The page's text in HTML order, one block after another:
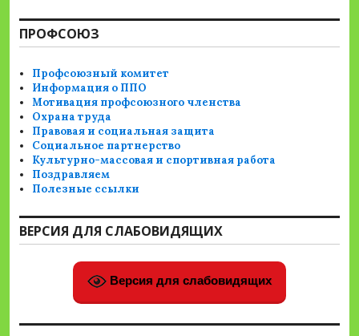
ПРОФСОЮЗ
Профсоюзный комитет
Информация о ППО
Мотивация профсоюзного членства
Охрана труда
Правовая и социальная защита
Социальное партнерство
Культурно-массовая и спортивная работа
Поздравляем
Полезные ссылки
ВЕРСИЯ ДЛЯ СЛАБОВИДЯЩИХ
Версия для слабовидящих